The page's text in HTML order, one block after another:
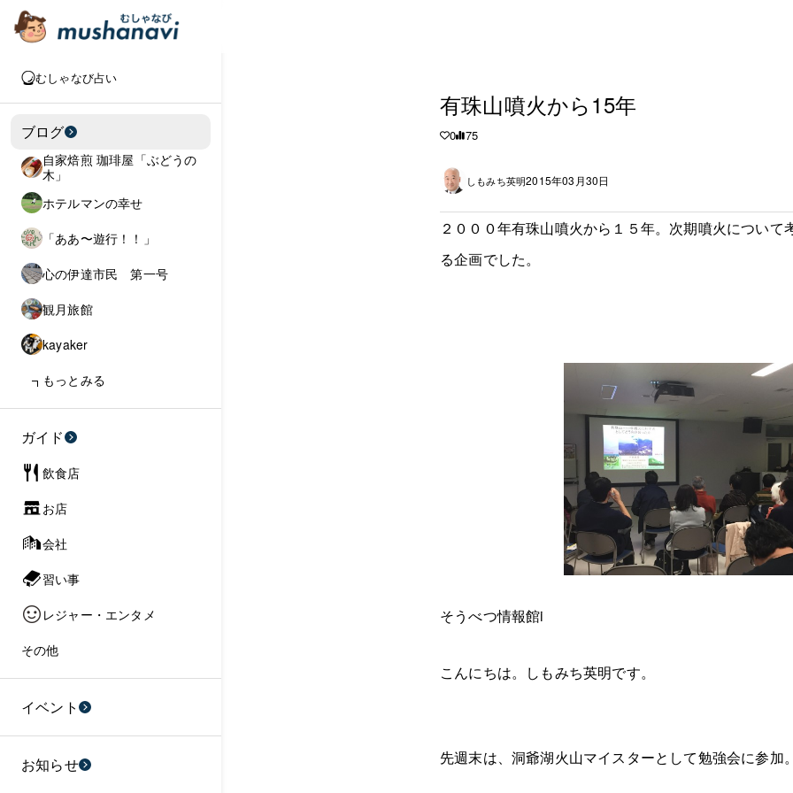
むしゃなび占い
ブログ
自家焙煎 珈琲屋「ぶどうの
木」
ホテルマンの幸せ
「ああ〜遊行！！」
心の伊達市民 第一号
観月旅館
kayaker
もっとみる
ガイド
飲食店
お店
会社
習い事
レジャー・エンタメ
その他
イベント
お知らせ
有珠山噴火から15年
0 75
しもみち英明2015年03月30日
２０００年有珠山噴火から１５年。次期噴火につい
る企画でした。
そうべつ情報館i
こんにちは。しもみち英明です。
先週末は、洞爺湖火山マイスターとして勉強会に参加